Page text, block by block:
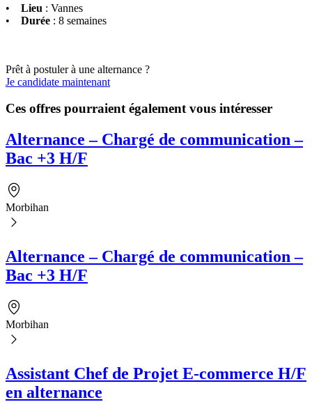
• Lieu : Vannes
• Durée : 8 semaines
Prêt à postuler à une alternance ?
Je candidate maintenant
Ces offres pourraient également vous intéresser
Alternance – Chargé de communication –
Bac +3 H/F
Morbihan
Alternance – Chargé de communication –
Bac +3 H/F
Morbihan
Assistant Chef de Projet E-commerce H/F
en alternance